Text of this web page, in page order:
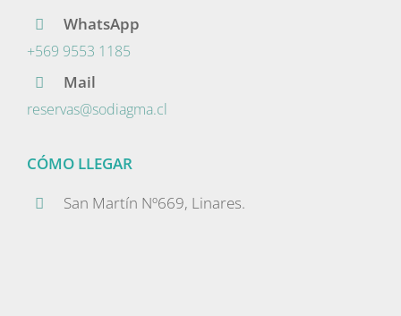
WhatsApp
+569 9553 1185
Mail
reservas@sodiagma.cl
CÓMO LLEGAR
San Martín Nº669, Linares.